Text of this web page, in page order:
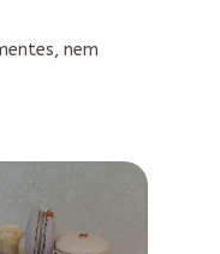
nem